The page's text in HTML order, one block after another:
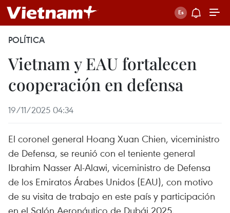
POLÍTICA
Vietnam y EAU fortalecen
cooperación en defensa
19/11/2025 04:34
El coronel general Hoang Xuan Chien, viceministro
de Defensa, se reunió con el teniente general
Ibrahim Nasser Al-Alawi, viceministro de Defensa
de los Emiratos Árabes Unidos (EAU), con motivo
de su visita de trabajo en este país y participación
en el Salón Aeronáutico de Dubái 2025.